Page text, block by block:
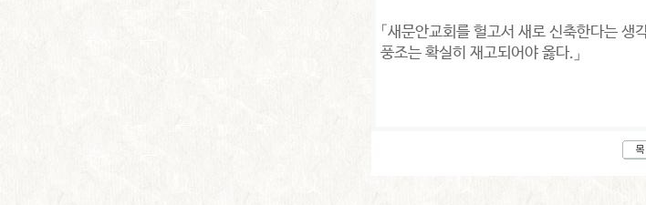
「새문안교회를 헐고서 새로 신축한다는
풍조는 확실히 재고되어야 옳다.」